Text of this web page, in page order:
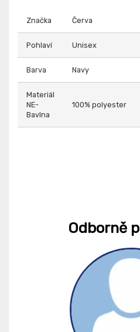
Značka Červa
Pohlaví Unisex
Barva Navy
Materiál
NE-
Bavlna
100% polyester
Odborně